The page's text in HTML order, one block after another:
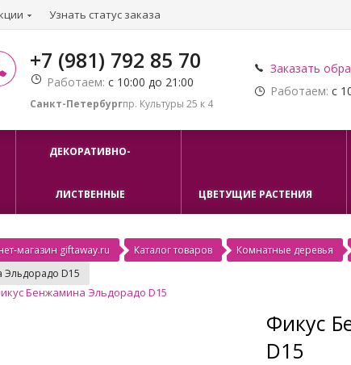
Узнать статус заказа
+7 (981) 792 85 70
Работаем: с 10:00 до 21:00
Санкт-Петербургпр. Культуры 25 к 4
Заказать
Работаем: с
ДЕКОРАТИВНО-
ЛИСТВЕННЫЕ ЦВЕТУЩИЕ РАСТЕНИЯ
магазин giftaway.ru Каталог товаров Комнатные деревья
D15
Фикус
D15